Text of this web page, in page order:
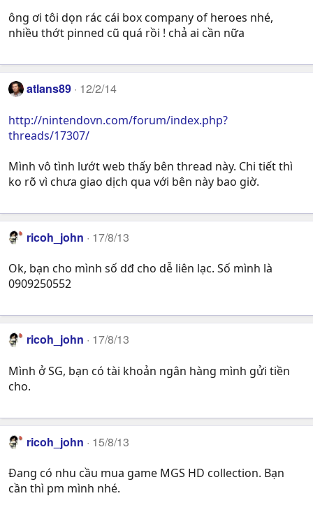
ông ơi tôi dọn rác cái box company of heroes nhé,
nhiều thớt pinned cũ quá rồi ! chả ai cần nữa
atlans89 12/2/14
http://nintendovn.com/forum/index.php?
threads/17307/
Mình vô tình lướt web thấy bên thread này. Chi tiết thì
ko rõ vì chưa giao dịch qua với bên này bao giờ.
ricoh_john 17/8/13
Ok, bạn cho mình số dđ cho dễ liên lạc. Số mình là
0909250552
ricoh_john 17/8/13
Mình ở SG, bạn có tài khoản ngân hàng mình gửi tiền
cho.
ricoh_john 15/8/13
Đang có nhu cầu mua game MGS HD collection. Bạn
cần thì pm mình nhé.